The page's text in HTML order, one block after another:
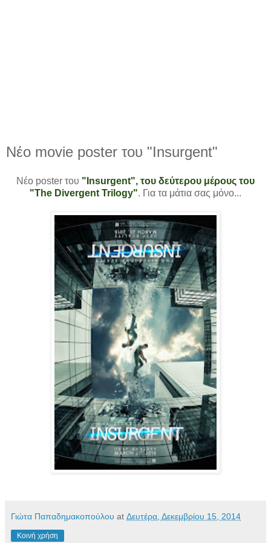
Νέο movie poster του "Insurgent"
Νέο poster του "Insurgent", του δεύτερου μέρους του
"The Divergent Trilogy". Για τα μάτια σας μόνο...
Γιώτα Παπαδημακοπούλου at Δευτέρα, Δεκεμβρίου 15, 2014
Κοινή χρήση